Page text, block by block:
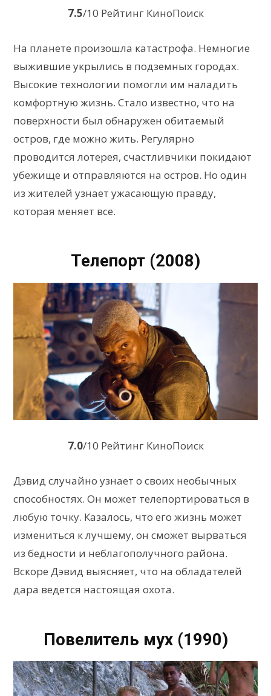
7.5/10 Рейтинг КиноПоиск
На планете произошла катастрофа. Немногие
выжившие укрылись в подземных городах.
Высокие технологии помогли им наладить
комфортную жизнь. Стало известно, что на
поверхности был обнаружен обитаемый
остров, где можно жить. Регулярно
проводится лотерея, счастливчики покидают
убежище и отправляются на остров. Но один
из жителей узнает ужасающую правду,
которая меняет все.
Телепорт (2008)
7.0/10 Рейтинг КиноПоиск
Дэвид случайно узнает о своих необычных
способностях. Он может телепортироваться в
любую точку. Казалось, что его жизнь может
измениться к лучшему, он сможет вырваться
из бедности и неблагополучного района.
Вскоре Дэвид выясняет, что на обладателей
дара ведется настоящая охота.
Повелитель мух (1990)